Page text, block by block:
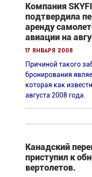
Компания
подтвердила
аренду
авиации на
17 января 2008
Причиной такого
бронирования
которая как
августа 2008 года.
Канадский
приступил к
вертолетов.